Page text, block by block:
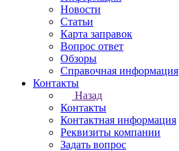
Новости
Статьи
Карта заправок
Вопрос ответ
Обзоры
Справочная информация
Контакты
Назад
Контакты
Контактная информация
Реквизиты компании
Задать вопрос